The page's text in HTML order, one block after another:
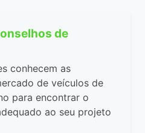
de
conhecem as
de veículos de
para encontrar o
ao seu projeto